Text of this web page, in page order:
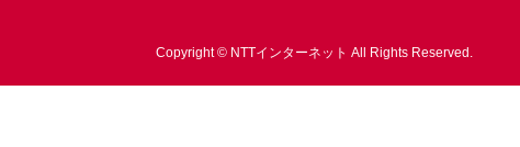
Copyright © NTTインターネット All Rights Reserved.